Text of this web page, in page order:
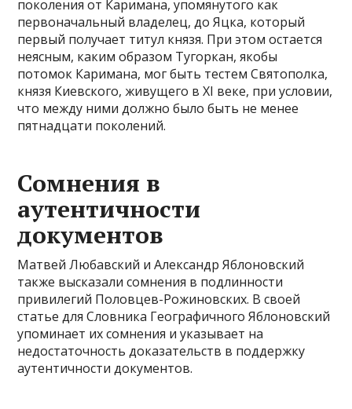
поколения от Каримана, упомянутого как
первоначальный владелец, до Яцка, который
первый получает титул князя. При этом остается
неясным, каким образом Тугоркан, якобы
потомок Каримана, мог быть тестем Святополка,
князя Киевского, живущего в XI веке, при условии,
что между ними должно было быть не менее
пятнадцати поколений.
Сомнения в
аутентичности
документов
Матвей Любавский и Александр Яблоновский
также высказали сомнения в подлинности
привилегий Половцев-Рожиновских. В своей
статье для Словника Географичного Яблоновский
упоминает их сомнения и указывает на
недостаточность доказательств в поддержку
аутентичности документов.